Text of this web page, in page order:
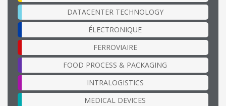
DATACENTER TECHNOLOGY
ÉLECTRONIQUE
FERROVIAIRE
FOOD PROCESS & PACKAGING
INTRALOGISTICS
MEDICAL DEVICES